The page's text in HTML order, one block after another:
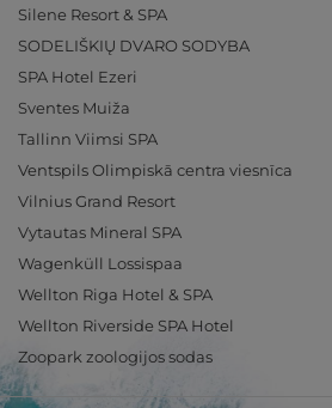
Silene Resort & SPA
SODELIŠKIŲ DVARO SODYBA
SPA Hotel Ezeri
Sventes Muiža
Tallinn Viimsi SPA
Ventspils Olimpiskā centra viesnīca
Vilnius Grand Resort
Vytautas Mineral SPA
Wagenküll Lossispaa
Wellton Riga Hotel & SPA
Wellton Riverside SPA Hotel
Zoopark zoologijos sodas